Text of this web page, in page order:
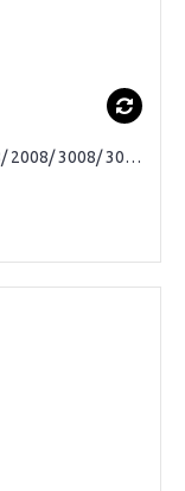
CITROEN C3/C3 AIRCROSS/PEUGEOT 208/ 2008/ 3008/ 308, ΠΟΜΟΛΟ ΛΕΒΙΕ ΤΑΧΥΤΗΤΩΝ, 5 ΤΑΧΥΤΗΤΕΣ, ΜΑΥΡΟ/ΑΣΗΜΙ ΜΑΤ